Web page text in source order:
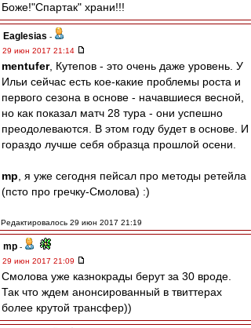
Боже!"Спартак" храни!!!
Eaglesias -
29 июн 2017 21:14
mentufer, Кутепов - это очень даже уровень. У
Ильи сейчас есть кое-какие проблемы роста и
первого сезона в основе - начавшиеся весной,
но как показал матч 28 тура - они успешно
преодолеваются. В этом году будет в основе. И
гораздо лучше себя образца прошлой осени.
mp , я уже сегодня пейсал про методы ретейла
(псто про гречку-Смолова) :)
Редактировалось 29 июн 2017 21:19
mp -
29 июн 2017 21:09
Смолова уже казнокрады берут за 30 вроде.
Так что ждем анонсированный в твиттерах
более крутой трансфер))